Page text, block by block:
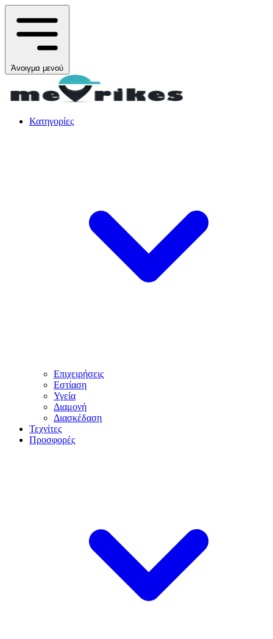
Άνοιγμα μενού
Κατηγορίες
Επιχειρήσεις
Εστίαση
Υγεία
Διαμονή
Διασκέδαση
Τεχνίτες
Προσφορές